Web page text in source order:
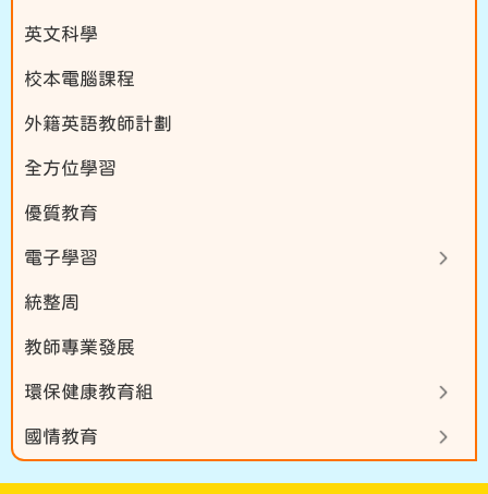
英文科學
校本電腦課程
外籍英語教師計劃
全方位學習
優質教育
電子學習
統整周
教師專業發展
環保健康教育組
國情教育